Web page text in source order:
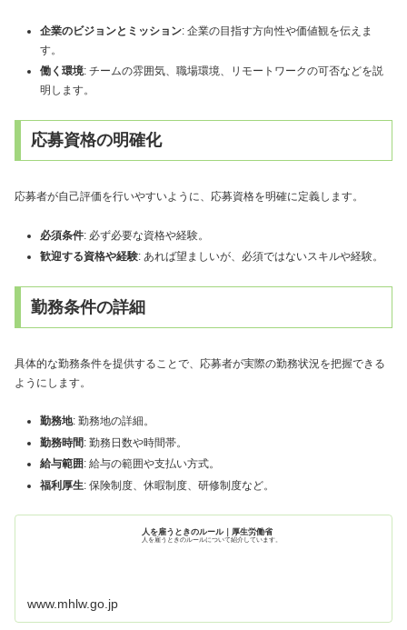
企業のビジョンとミッション: 企業の目指す方向性や価値観を伝えま
す。
働く環境: チームの雰囲気、職場環境、リモートワークの可否などを説
明します。
応募資格の明確化
応募者が自己評価を行いやすいように、応募資格を明確に定義します。
必須条件: 必ず必要な資格や経験。
歓迎する資格や経験: あれば望ましいが、必須ではないスキルや経験。
勤務条件の詳細
具体的な勤務条件を提供することで、応募者が実際の勤務状況を把握できる
ようにします。
勤務地: 勤務地の詳細。
勤務時間: 勤務日数や時間帯。
給与範囲 : 給与の範囲や支払い方式。
福利厚生: 保険制度、休暇制度、研修制度など。
人を雇うときのルール｜厚生労働省
人を雇うときのルールについて紹介しています。
www.mhlw.go.jp